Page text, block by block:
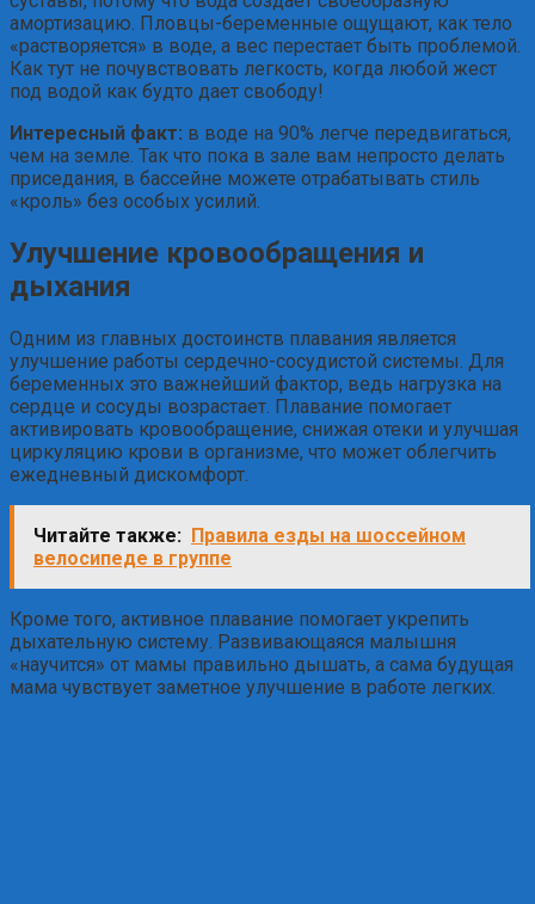
амортизацию. Пловцы-беременные ощущают, как тело
«растворяется» в воде, а вес перестает быть проблемой.
Как тут не почувствовать легкость, когда любой жест
под водой как будто дает свободу!
Интересный факт: в воде на 90% легче передвигаться,
чем на земле. Так что пока в зале вам непросто делать
приседания, в бассейне можете отрабатывать стиль
«кроль» без особых усилий.
Улучшение кровообращения и
дыхания
Одним из главных достоинств плавания является
улучшение работы сердечно-сосудистой системы. Для
беременных это важнейший фактор, ведь нагрузка на
сердце и сосуды возрастает. Плавание помогает
активировать кровообращение, снижая отеки и улучшая
циркуляцию крови в организме, что может облегчить
ежедневный дискомфорт.
Читайте также: Правила езды на шоссейном
велосипеде в группе
Кроме того, активное плавание помогает укрепить
дыхательную систему. Развивающаяся малышня
«научится» от мамы правильно дышать, а сама будущая
мама чувствует заметное улучшение в работе легких.